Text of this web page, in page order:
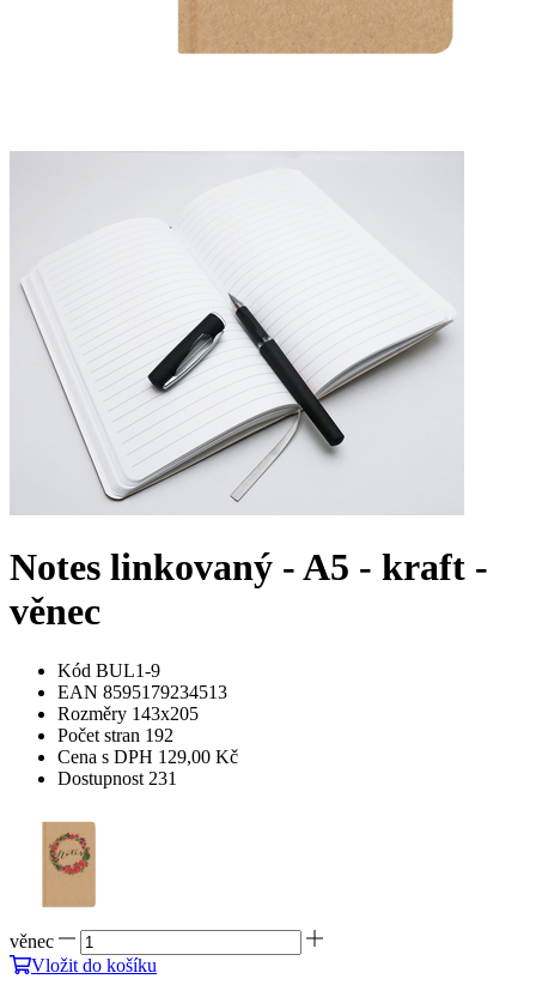
Notes linkovaný - A5 - kraft -
věnec
Kód BUL1-9
EAN 8595179234513
Rozměry 143x205
Počet stran 192
Cena s DPH 129,00 Kč
Dostupnost 231
věnec
Vložit do košíku